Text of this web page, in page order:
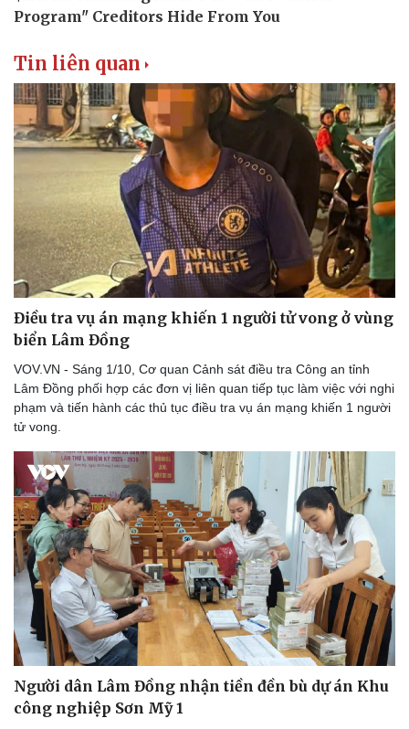
Tin liên quan
Điều tra vụ án mạng khiến 1 người tử vong ở vùng
biển Lâm Đồng
VOV.VN - Sáng 1/10, Cơ quan Cảnh sát điều tra Công an tỉnh
Lâm Đồng phối hợp các đơn vị liên quan tiếp tục làm việc với nghi
phạm và tiến hành các thủ tục điều tra vụ án mạng khiến 1 người
tử vong.
Người dân Lâm Đồng nhận tiền đền bù dự án Khu
công nghiệp Sơn Mỹ 1